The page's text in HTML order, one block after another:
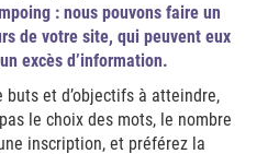
: nous pouvons faire un
de votre site, qui peuvent eux
excès d’information.
et d’objectifs à atteindre,
le choix des mots, le nombre
inscription, et préférez la